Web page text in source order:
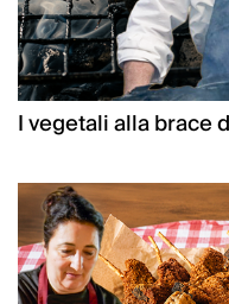
I vegetali alla brace